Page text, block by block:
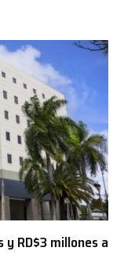
RD$3 millones a